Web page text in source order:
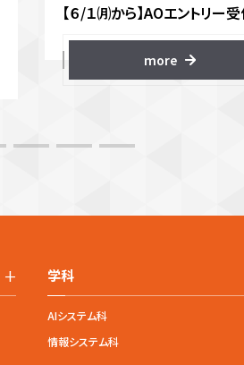
【６/１㈪から】AOエントリー受
more
+ 学科
AIシステム科
情報システム科